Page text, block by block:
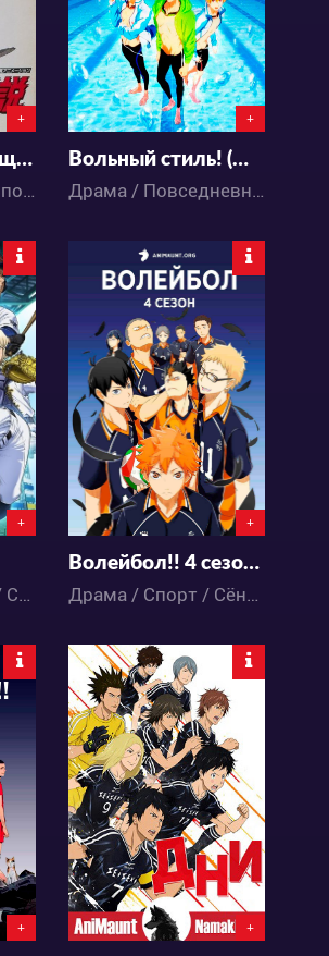
+
Легенда о крутящихся колёсах
Экшен / Драма / Спорт / Сёнэн / Аниме
1 4
+
Вольный стиль! (ФИЛЬМ)
Драма / Повседневность / Спорт / Школа / Аниме
+
Комедия / Спорт / Сёнэн / Школа / Аниме
47410
6 90
+
Волейбол!! 4 сезон: К вершине
Драма / Спорт / Сёнэн / Школа / Аниме
+
30958
1 30
+